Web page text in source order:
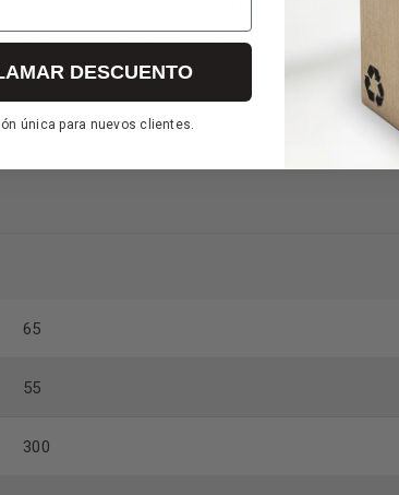
controlar fácilmente la temperatura y la velocidad
desde tu smartphone o tablet sin necesidad
fresco y agradable en todo momento, creando
65
55
300
DESCUENTO
única para nuevos clientes.